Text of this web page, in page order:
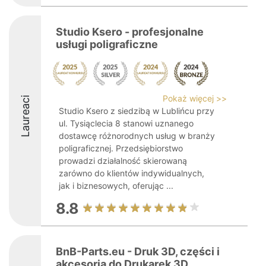
Laureaci
Studio Ksero - profesjonalne
usługi poligraficzne
Pokaż więcej >>
Studio Ksero z siedzibą w Lublińcu przy
ul. Tysiąclecia 8 stanowi uznanego
dostawcę różnorodnych usług w branży
poligraficznej. Przedsiębiorstwo
prowadzi działalność skierowaną
zarówno do klientów indywidualnych,
jak i biznesowych, oferując ...
8.8
BnB-Parts.eu - Druk 3D, części i